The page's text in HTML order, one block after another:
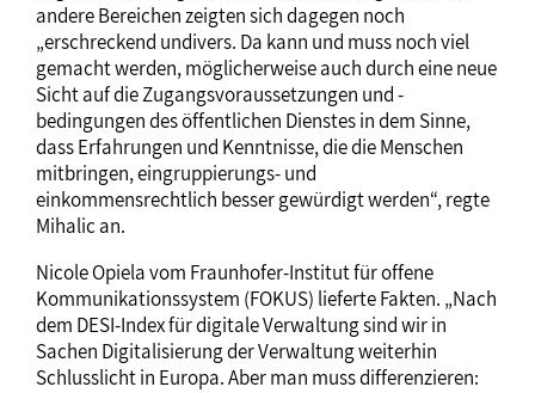
andere Bereichen zeigten sich dagegen noch
„erschreckend undivers. Da kann und muss noch viel
gemacht werden, möglicherweise auch durch eine neue
Sicht auf die Zugangsvoraussetzungen und -
bedingungen des öffentlichen Dienstes in dem Sinne,
dass Erfahrungen und Kenntnisse, die die Menschen
mitbringen, eingruppierungs- und
einkommensrechtlich besser gewürdigt werden“, regte
Mihalic an.
Nicole Opiela vom Fraunhofer-Institut für offene
Kommunikationssystem (FOKUS) lieferte Fakten. „Nach
dem DESI-Index für digitale Verwaltung sind wir in
Sachen Digitalisierung der Verwaltung weiterhin
Schlusslicht in Europa. Aber man muss differenzieren: